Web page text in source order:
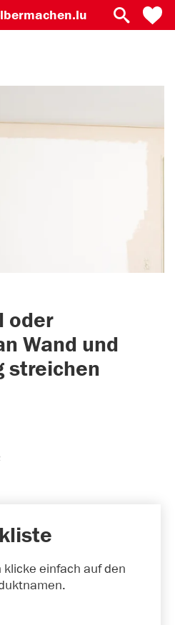
oder
Wand und
streichen
klicke einfach auf den